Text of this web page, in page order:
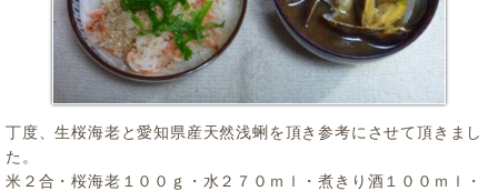
丁度、生桜海老と愛知県産天然浅蜊を頂き参考にさせて頂きまし
た。
米２合・桜海老１００ｇ・水２７０ｍｌ・煮きり酒１００ｍｌ・